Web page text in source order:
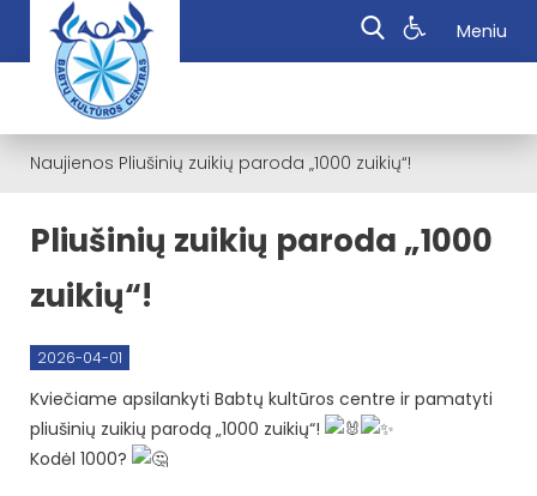
Meniu
Naujienos Pliušinių zuikių paroda „1000 zuikių“!
Pliušinių zuikių paroda „1000
zuikių“!
2026-04-01
Kviečiame apsilankyti Babtų kultūros centre ir pamatyti
pliušinių zuikių parodą „1000 zuikių“!
Kodėl 1000?